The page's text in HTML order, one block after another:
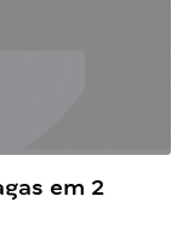
em 2